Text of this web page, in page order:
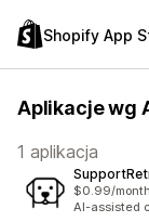
Shopify App
Aplikacje wg
1 aplikacja
$0.99/month
AI-assisted